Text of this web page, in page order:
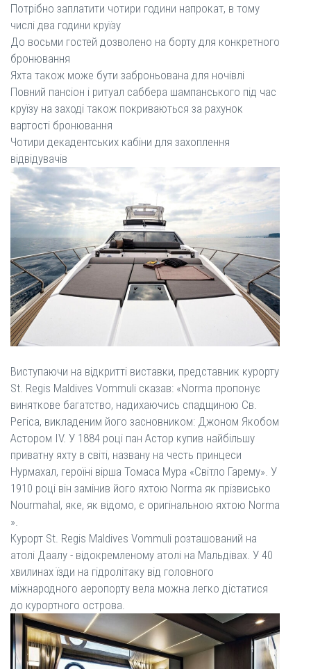
Потрібно заплатити чотири години напрокат, в тому
числі два години круїзу
До восьми гостей дозволено на борту для конкретного
бронювання
Яхта також може бути заброньована для ночівлі
Повний пансіон і ритуал саббера шампанського під час
круїзу на заході також покриваються за рахунок
вартості бронювання
Чотири декадентських кабіни для захоплення
відвідувачів
Виступаючи на відкритті виставки, представник курорту
St. Regis Maldives Vommuli сказав: «Norma пропонує
виняткове багатство, надихаючись спадщиною Св.
Регіса, викладеним його засновником: Джоном Якобом
Астором IV. У 1884 році пан Астор купив найбільшу
приватну яхту в світі, названу на честь принцеси
Нурмахал, героїні вірша Томаса Мура «Світло Гарему». У
1910 році він замінив його яхтою Norma як прізвисько
Nourmahal, яке, як відомо, є оригінальною яхтою Norma
».
Курорт St. Regis Maldives Vommuli розташований на
атолі Даалу - відокремленому атолі на Мальдівах. У 40
хвилинах їзди на гідролітаку від головного
міжнародного аеропорту вела можна легко дістатися
до курортного острова.